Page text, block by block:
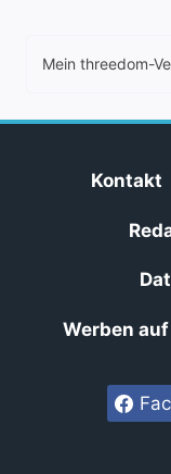
Mein threedom-
Kontakt
Werben